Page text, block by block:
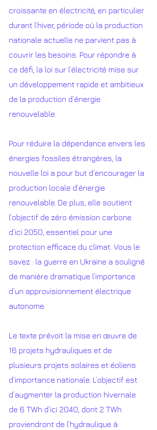
croissante en électricité, en particulier
durant l’hiver, période où la production
nationale actuelle ne parvient pas à
couvrir les besoins. Pour répondre à
ce défi, la loi sur l’électricité mise sur
un développement rapide et ambitieux
de la production d’énergie
renouvelable.
Pour réduire la dépendance envers les
énergies fossiles étrangères, la
nouvelle loi a pour but d’encourager la
production locale d’énergie
renouvelable. De plus, elle soutient
l’objectif de zéro émission carbone
d’ici 2050, essentiel pour une
protection efficace du climat. Vous le
savez : la guerre en Ukraine a souligné
de manière dramatique l’importance
d’un approvisionnement électrique
autonome.
Le texte prévoit la mise en œuvre de
16 projets hydrauliques et de
plusieurs projets solaires et éoliens
d’importance nationale. L’objectif est
d’augmenter la production hivernale
de 6 TWh d’ici 2040, dont 2 TWh
proviendront de l’hydraulique à